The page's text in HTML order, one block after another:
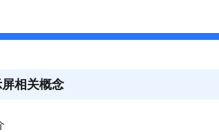
相关概念